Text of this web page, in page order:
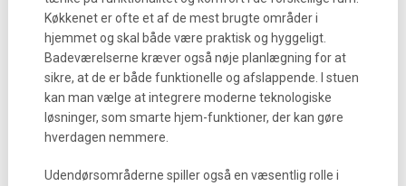
Køkkenet er ofte et af de mest brugte områder i
hjemmet og skal både være praktisk og hyggeligt.
Badeværelserne kræver også nøje planlægning for at
sikre, at de er både funktionelle og afslappende. I stuen
kan man vælge at integrere moderne teknologiske
løsninger, som smarte hjem-funktioner, der kan gøre
hverdagen nemmere.
Udendørsområderne spiller også en væsentlig rolle i